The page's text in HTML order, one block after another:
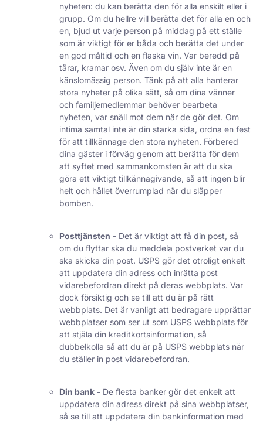
nyheten: du kan berätta den för alla enskilt eller i
grupp. Om du hellre vill berätta det för alla en och
en, bjud ut varje person på middag på ett ställe
som är viktigt för er båda och berätta det under
en god måltid och en flaska vin. Var beredd på
tårar, kramar osv. Även om du själv inte är en
känslomässig person. Tänk på att alla hanterar
stora nyheter på olika sätt, så om dina vänner
och familjemedlemmar behöver bearbeta
nyheten, var snäll mot dem när de gör det. Om
intima samtal inte är din starka sida, ordna en fest
för att tillkännage den stora nyheten. Förbered
dina gäster i förväg genom att berätta för dem
att syftet med sammankomsten är att du ska
göra ett viktigt tillkännagivande, så att ingen blir
helt och hållet överrumplad när du släpper
bomben.
Posttjänsten - Det är viktigt att få din post, så
om du flyttar ska du meddela postverket var du
ska skicka din post. USPS gör det otroligt enkelt
att uppdatera din adress och inrätta post
vidarebefordran direkt på deras webbplats. Var
dock försiktig och se till att du är på rätt
webbplats. Det är vanligt att bedragare upprättar
webbplatser som ser ut som USPS webbplats för
att stjäla din kreditkortsinformation, så
dubbelkolla så att du är på USPS webbplats när
du ställer in post vidarebefordran.
Din bank - De flesta banker gör det enkelt att
uppdatera din adress direkt på sina webbplatser,
så se till att uppdatera din bankinformation med